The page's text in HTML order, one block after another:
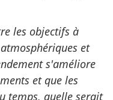
les objectifs à
et
s'améliore
et que les
temps, quelle serait